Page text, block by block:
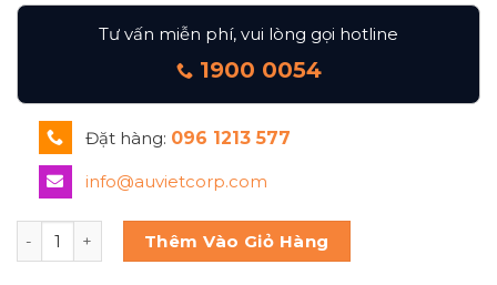
Tư vấn miễn phí, vui lòng gọi hotline
1900 0054
Đặt hàng: 096 1213 577
info@auvietcorp.com
Hoshizaki Bàn đông 2 cánh FT-156MA-S-ML số lượng
Thêm Vào Giỏ Hàng